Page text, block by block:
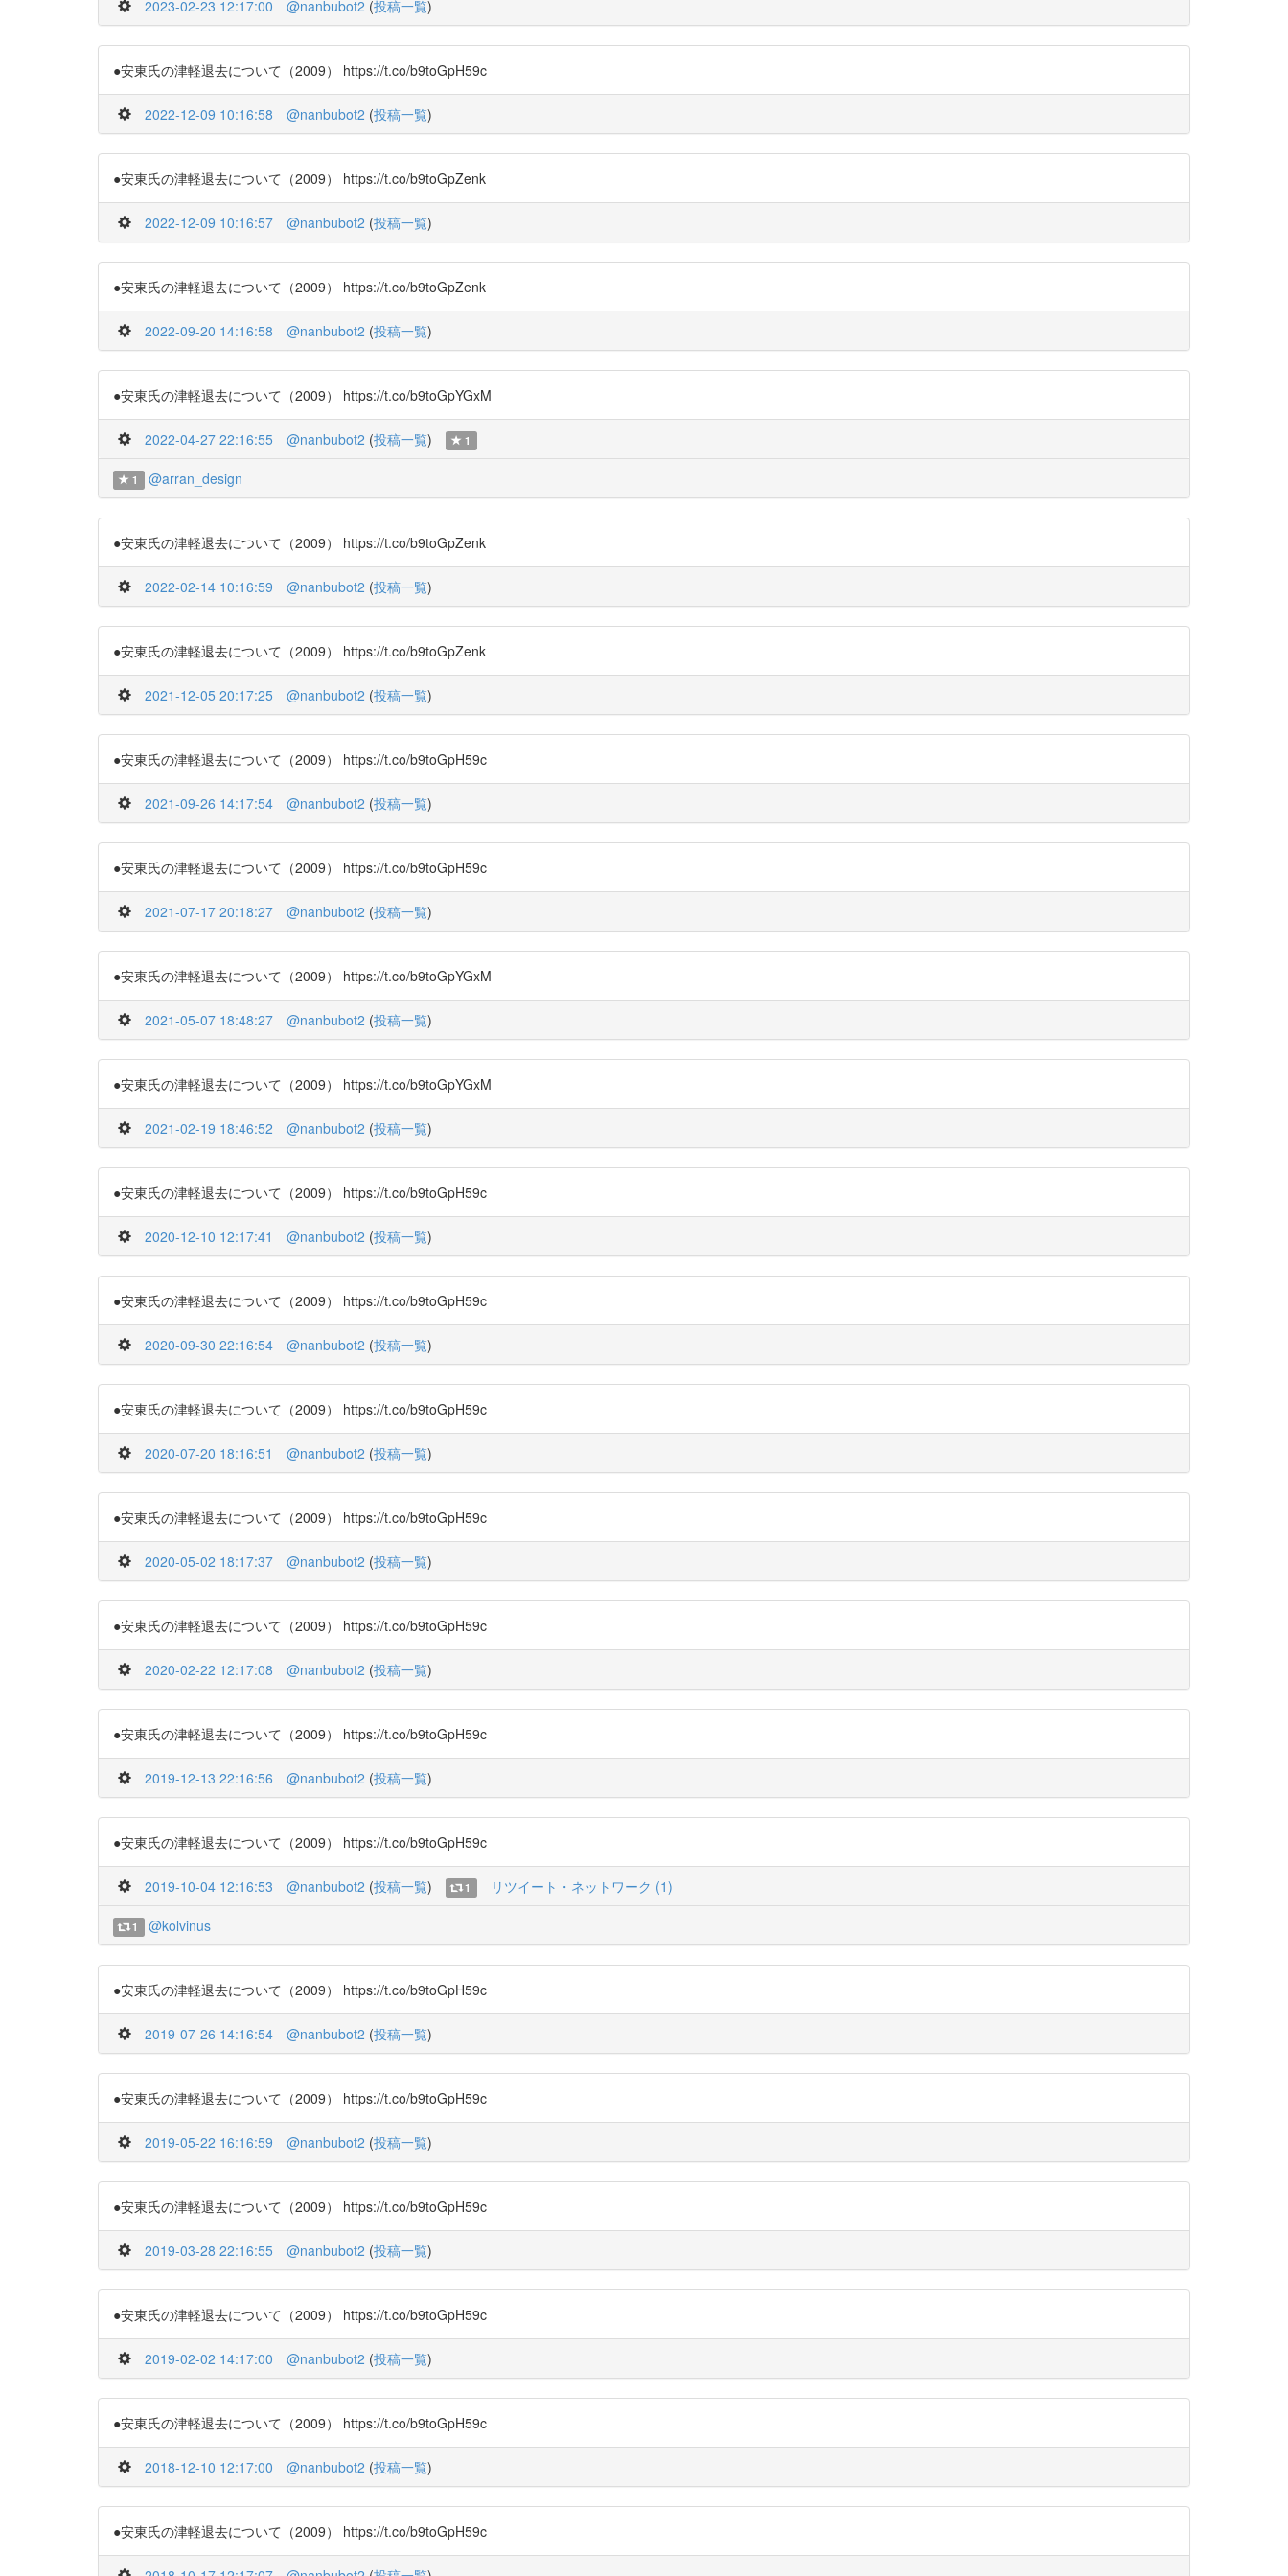
2023-02-23 12:17:00 @nanbubot2 (投稿一覧)
●安東氏の津軽退去について（2009） https://t.co/b9toGpH59c
2022-12-09 10:16:58 @nanbubot2 (投稿一覧)
●安東氏の津軽退去について（2009） https://t.co/b9toGpZenk
2022-12-09 10:16:57 @nanbubot2 (投稿一覧)
●安東氏の津軽退去について（2009） https://t.co/b9toGpZenk
2022-09-20 14:16:58 @nanbubot2 (投稿一覧)
●安東氏の津軽退去について（2009） https://t.co/b9toGpYGxM
2022-04-27 22:16:55 @nanbubot2 (投稿一覧) 1
1 @arran_design
●安東氏の津軽退去について（2009） https://t.co/b9toGpZenk
2022-02-14 10:16:59 @nanbubot2 (投稿一覧)
●安東氏の津軽退去について（2009） https://t.co/b9toGpZenk
2021-12-05 20:17:25 @nanbubot2 (投稿一覧)
●安東氏の津軽退去について（2009） https://t.co/b9toGpH59c
2021-09-26 14:17:54 @nanbubot2 (投稿一覧)
●安東氏の津軽退去について（2009） https://t.co/b9toGpH59c
2021-07-17 20:18:27 @nanbubot2 (投稿一覧)
●安東氏の津軽退去について（2009） https://t.co/b9toGpYGxM
2021-05-07 18:48:27 @nanbubot2 (投稿一覧)
●安東氏の津軽退去について（2009） https://t.co/b9toGpYGxM
2021-02-19 18:46:52 @nanbubot2 (投稿一覧)
●安東氏の津軽退去について（2009） https://t.co/b9toGpH59c
2020-12-10 12:17:41 @nanbubot2 (投稿一覧)
●安東氏の津軽退去について（2009） https://t.co/b9toGpH59c
2020-09-30 22:16:54 @nanbubot2 (投稿一覧)
●安東氏の津軽退去について（2009） https://t.co/b9toGpH59c
2020-07-20 18:16:51 @nanbubot2 (投稿一覧)
●安東氏の津軽退去について（2009） https://t.co/b9toGpH59c
2020-05-02 18:17:37 @nanbubot2 (投稿一覧)
●安東氏の津軽退去について（2009） https://t.co/b9toGpH59c
2020-02-22 12:17:08 @nanbubot2 (投稿一覧)
●安東氏の津軽退去について（2009） https://t.co/b9toGpH59c
2019-12-13 22:16:56 @nanbubot2 (投稿一覧)
●安東氏の津軽退去について（2009） https://t.co/b9toGpH59c
2019-10-04 12:16:53 @nanbubot2 (投稿一覧) 1 リツイート・ネットワーク (1)
1 @kolvinus
●安東氏の津軽退去について（2009） https://t.co/b9toGpH59c
2019-07-26 14:16:54 @nanbubot2 (投稿一覧)
●安東氏の津軽退去について（2009） https://t.co/b9toGpH59c
2019-05-22 16:16:59 @nanbubot2 (投稿一覧)
●安東氏の津軽退去について（2009） https://t.co/b9toGpH59c
2019-03-28 22:16:55 @nanbubot2 (投稿一覧)
●安東氏の津軽退去について（2009） https://t.co/b9toGpH59c
2019-02-02 14:17:00 @nanbubot2 (投稿一覧)
●安東氏の津軽退去について（2009） https://t.co/b9toGpH59c
2018-12-10 12:17:00 @nanbubot2 (投稿一覧)
●安東氏の津軽退去について（2009） https://t.co/b9toGpH59c